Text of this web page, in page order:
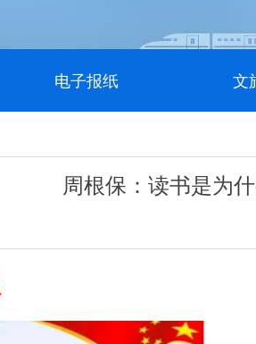
电子报纸 文
周根保：读书是为